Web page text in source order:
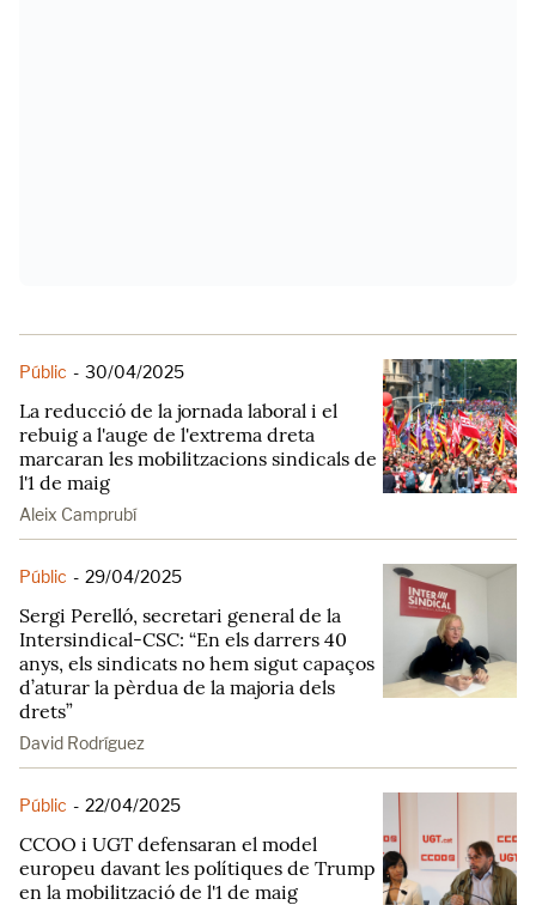
Públic - 30/04/2025
La reducció de la jornada laboral i el
rebuig a l'auge de l'extrema dreta
marcaran les mobilitzacions sindicals de
l'1 de maig
Aleix Camprubí
Públic - 29/04/2025
Sergi Perelló, secretari general de la
Intersindical-CSC: “En els darrers 40
anys, els sindicats no hem sigut capaços
d’aturar la pèrdua de la majoria dels
drets”
David Rodríguez
Públic - 22/04/2025
CCOO i UGT defensaran el model
europeu davant les polítiques de Trump
en la mobilització de l'1 de maig